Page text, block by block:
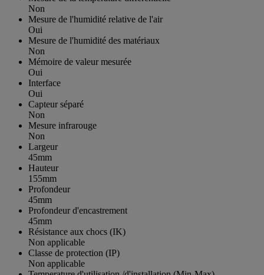
Non
Mesure de l'humidité relative de l'air
Oui
Mesure de l'humidité des matériaux
Non
Mémoire de valeur mesurée
Oui
Interface
Oui
Capteur séparé
Non
Mesure infrarouge
Non
Largeur
45mm
Hauteur
155mm
Profondeur
45mm
Profondeur d'encastrement
45mm
Résistance aux chocs (IK)
Non applicable
Classe de protection (IP)
Non applicable